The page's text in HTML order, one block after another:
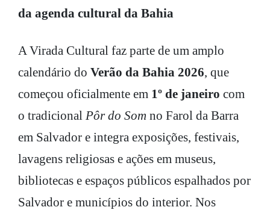
da agenda cultural da Bahia
A Virada Cultural faz parte de um amplo
calendário do Verão da Bahia 2026, que
começou oficialmente em 1º de janeiro com
o tradicional Pôr do Som no Farol da Barra
em Salvador e integra exposições, festivais,
lavagens religiosas e ações em museus,
bibliotecas e espaços públicos espalhados por
Salvador e municípios do interior. Nos